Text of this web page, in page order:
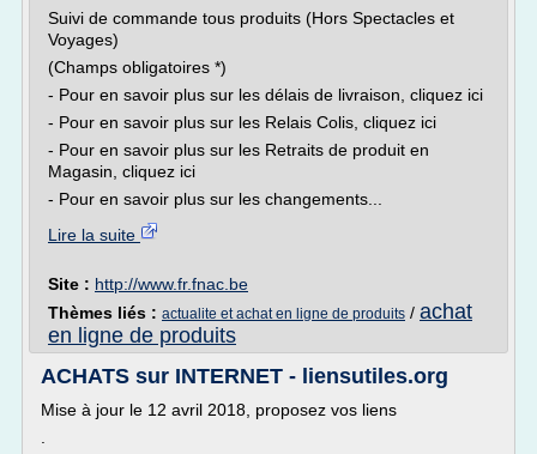
Suivi de commande tous produits (Hors Spectacles et
Voyages)
(Champs obligatoires *)
- Pour en savoir plus sur les délais de livraison, cliquez ici
- Pour en savoir plus sur les Relais Colis, cliquez ici
- Pour en savoir plus sur les Retraits de produit en
Magasin, cliquez ici
- Pour en savoir plus sur les changements...
Lire la suite
Site : http://www.fr.fnac.be
Thèmes liés : actualite et achat en ligne de produits / achat
en ligne de produits
ACHATS sur INTERNET - liensutiles.org
Mise à jour le 12 avril 2018, proposez vos liens